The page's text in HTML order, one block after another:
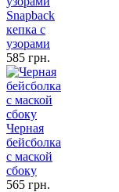
Snapback
кепка с
узорами
585 грн.
Черная
бейсболка
с маской
сбоку
565 грн.